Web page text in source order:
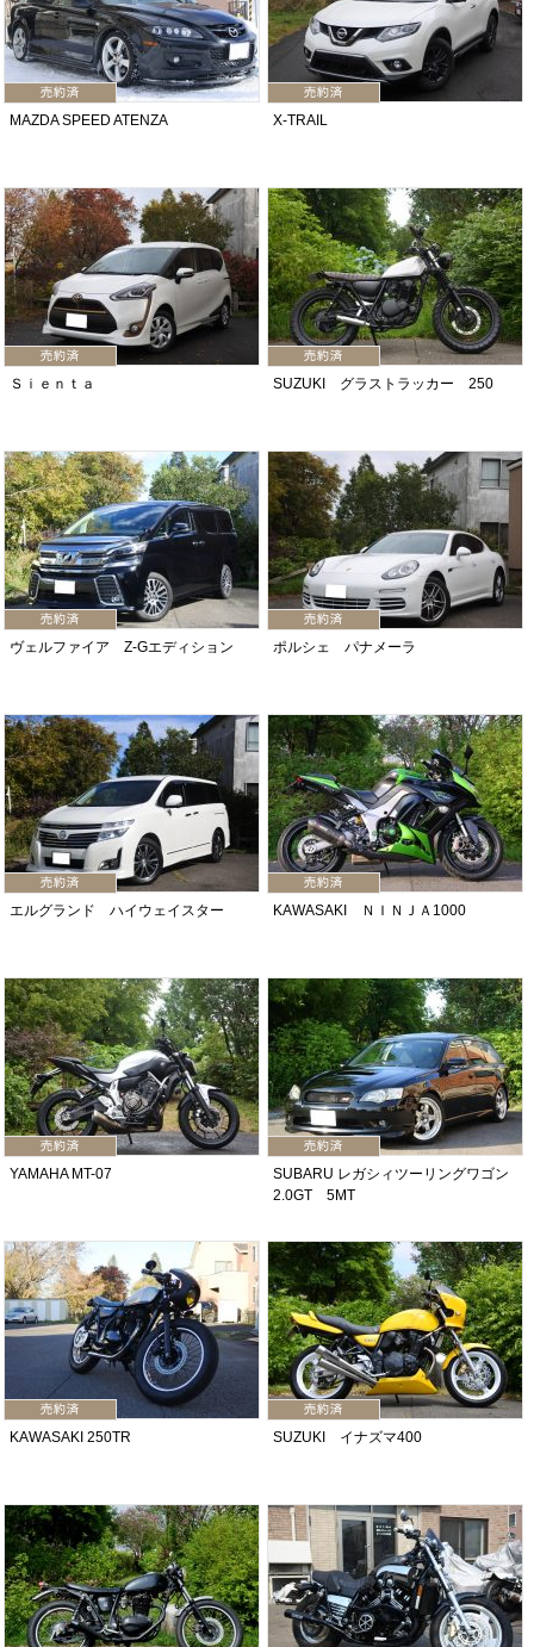
MAZDA SPEED ATENZA X-TRAIL
Ｓｉｅｎｔａ SUZUKI グラストラッカー 250
ヴェルファイア Z-Gエディション ポルシェ パナメーラ
エルグランド ハイウェイスター KAWASAKI ＮＩＮＪＡ1000
YAMAHA MT-07
SUBARU レガシィツーリングワゴン
2.0GT 5MT
KAWASAKI 250TR SUZUKI イナズマ400